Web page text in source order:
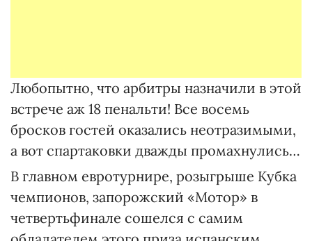
Любопытно, что арбитры назначили в этой
встрече аж 18 пенальти! Все восемь
бросков гостей оказались неотразимыми,
а вот спартаковки дважды промахнулись…
В главном евротурнире, розыгрыше Кубка
чемпионов, запорожский «Мотор» в
четвертьфинале сошелся с самим